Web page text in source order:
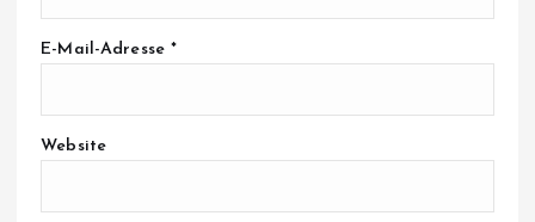
E-Mail-Adresse*
Website